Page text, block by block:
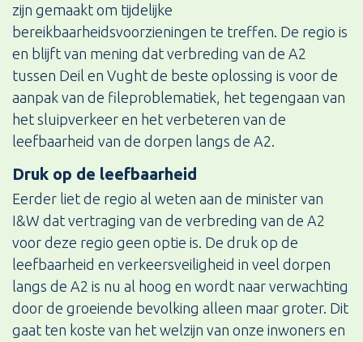
zijn gemaakt om tijdelijke
bereikbaarheidsvoorzieningen te treffen. De regio is
en blijft van mening dat verbreding van de A2
tussen Deil en Vught de beste oplossing is voor de
aanpak van de fileproblematiek, het tegengaan van
het sluipverkeer en het verbeteren van de
leefbaarheid van de dorpen langs de A2.
Druk op de leefbaarheid
Eerder liet de regio al weten aan de minister van
I&W dat vertraging van de verbreding van de A2
voor deze regio geen optie is. De druk op de
leefbaarheid en verkeersveiligheid in veel dorpen
langs de A2 is nu al hoog en wordt naar verwachting
door de groeiende bevolking alleen maar groter. Dit
gaat ten koste van het welzijn van onze inwoners en